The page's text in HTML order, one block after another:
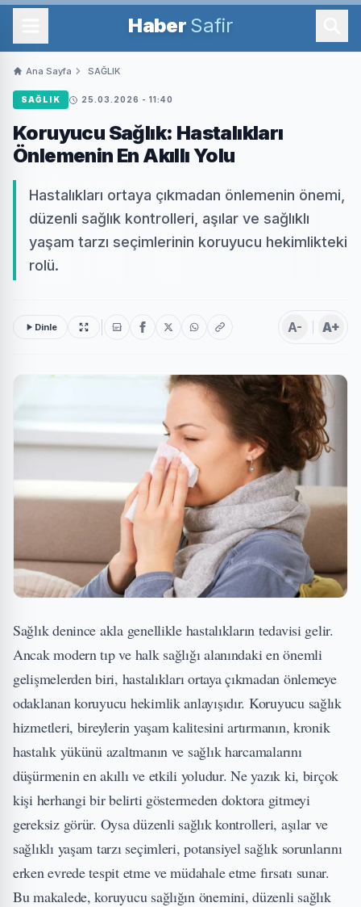
Haber Safir
Ana Sayfa SAĞLIK
SAĞLIK 25.03.2026 - 11:40
Koruyucu Sağlık: Hastalıkları
Önlemenin En Akıllı Yolu
Hastalıkları ortaya çıkmadan önlemenin önemi,
düzenli sağlık kontrolleri, aşılar ve sağlıklı
yaşam tarzı seçimlerinin koruyucu hekimlikteki
rolü.
Dinle A- A+
Sağlık denince akla genellikle hastalıkların tedavisi gelir.
Ancak modern tıp ve halk sağlığı alanındaki en önemli
gelişmelerden biri, hastalıkları ortaya çıkmadan önlemeye
odaklanan koruyucu hekimlik anlayışıdır. Koruyucu sağlık
hizmetleri, bireylerin yaşam kalitesini artırmanın, kronik
hastalık yükünü azaltmanın ve sağlık harcamalarını
düşürmenin en akıllı ve etkili yoludur. Ne yazık ki, birçok
kişi herhangi bir belirti göstermeden doktora gitmeyi
gereksiz görür. Oysa düzenli sağlık kontrolleri, aşılar ve
sağlıklı yaşam tarzı seçimleri, potansiyel sağlık sorunlarını
erken evrede tespit etme ve müdahale etme fırsatı sunar.
Bu makalede, koruyucu sağlığın önemini, düzenli sağlık